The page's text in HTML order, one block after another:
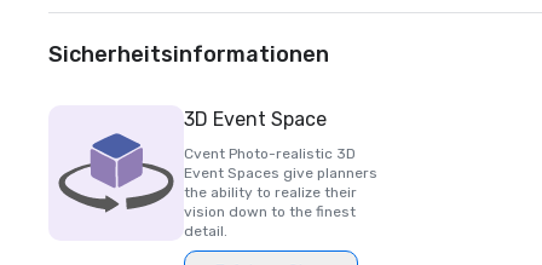
Sicherheitsinformationen
3D Event Space
Cvent Photo-realistic 3D
Event Spaces give planners
the ability to realize their
vision down to the finest
detail.